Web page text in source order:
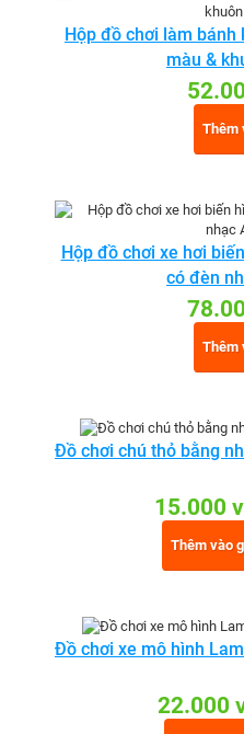
Hộp đồ chơi làm
màu &
Thêm
Hộp đồ chơi xe hơi
có đèn
Thêm
Đồ chơi chú thỏ bằng
15.000
Thêm vào
Đồ chơi xe mô hình
22.000